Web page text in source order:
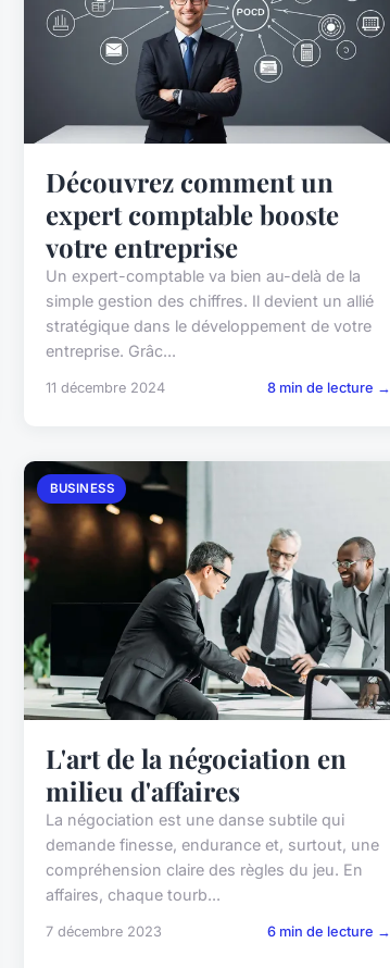
Découvrez comment un
expert comptable booste
votre entreprise
Un expert-comptable va bien au-delà de la
simple gestion des chiffres. Il devient un allié
stratégique dans le développement de votre
entreprise. Grâc...
11 décembre 2024 8 min de lecture →
BUSINESS
L'art de la négociation en
milieu d'affaires
La négociation est une danse subtile qui
demande finesse, endurance et, surtout, une
compréhension claire des règles du jeu. En
affaires, chaque tourb...
7 décembre 2023 6 min de lecture →